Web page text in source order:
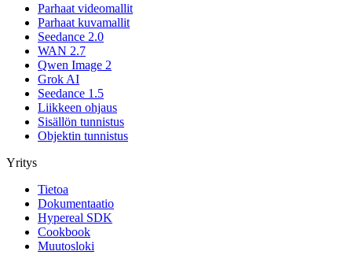
Parhaat videomallit
Parhaat kuvamallit
Seedance 2.0
WAN 2.7
Qwen Image 2
Grok AI
Seedance 1.5
Liikkeen ohjaus
Sisällön tunnistus
Objektin tunnistus
Yritys
Tietoa
Dokumentaatio
Hypereal SDK
Cookbook
Muutosloki